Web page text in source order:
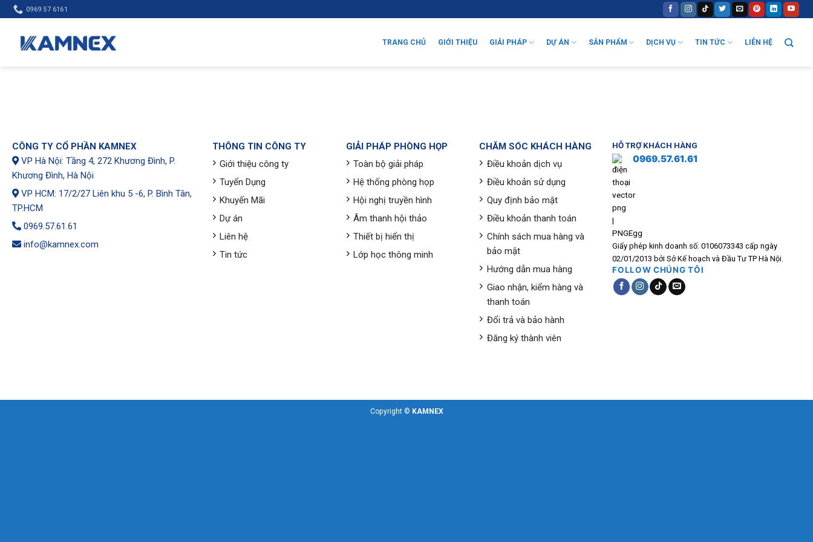
Skip
to
0969 57 6161
TRANG CHỦ GIỚI THIỆU GIẢI PHÁP DỰ ÁN SẢN PHẨM DỊCH VỤ TIN TỨC LIÊN HỆ
CÔNG TY CỔ PHẦN KAMNEX
VP Hà Nội: Tầng 4, 272 Khương Đình, P.
Khương Đình, Hà Nội
VP HCM: 17/2/27 Liên khu 5 -6, P. Bình Tân,
TP.HCM
0969.57.61.61
info@kamnex.com
THÔNG TIN CÔNG TY
Giới thiệu công ty
Tuyển Dụng
Khuyến Mãi
Dự án
Liên hệ
Tin tức
GIẢI PHÁP PHÒNG HỌP
Toàn bộ giải pháp
Hệ thống phòng họp
Hội nghị truyền hình
Âm thanh hội thảo
Thiết bị hiển thị
Lớp học thông minh
CHĂM SÓC KHÁCH HÀNG
Điều khoản dịch vụ
Điều khoản sử dụng
Quy định bảo mật
Điều khoản thanh toán
Chính sách mua hàng và
bảo mật
Hướng dẫn mua hàng
Giao nhận, kiểm hàng và
thanh toán
Đổi trả và bảo hành
Đăng ký thành viên
HỖ TRỢ KHÁCH HÀNG
0969.57.61.61
Giấy phép kinh doanh số: 0106073343 cấp ngày
02/01/2013 bởi Sở Kế hoạch và Đầu Tư TP Hà Nội.
FOLLOW CHÚNG TÔI
Copyright © KAMNEX